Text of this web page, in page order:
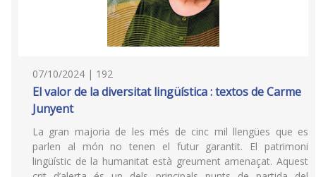
07/10/2024 | 192
El valor de la diversitat lingüística : textos de Carme
Junyent
La gran majoria de les més de cinc mil llengües que es
parlen al món no tenen el futur garantit. El patrimoni
lingüístic de la humanitat està greument amenaçat. Aquest